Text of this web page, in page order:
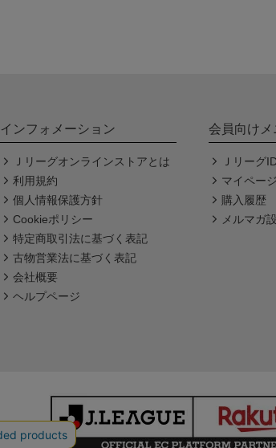
インフォメーション
Ｊリーグオンラインストアとは
利用規約
個人情報保護方針
Cookieポリシー
特定商取引法に基づく表記
古物営業法に基づく表記
会社概要
ヘルプページ
会員向けメ
Ｊリーグ
マイページ
購入履歴
メルマガ